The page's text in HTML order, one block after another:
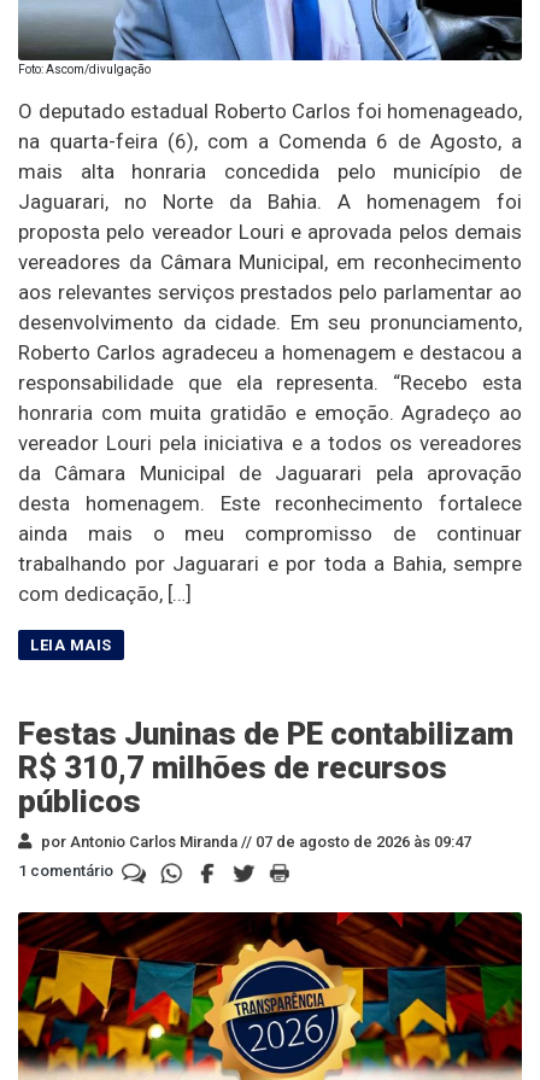
Foto: Ascom/divulgação
O deputado estadual Roberto Carlos foi homenageado,
na quarta-feira (6), com a Comenda 6 de Agosto, a
mais alta honraria concedida pelo município de
Jaguarari, no Norte da Bahia. A homenagem foi
proposta pelo vereador Louri e aprovada pelos demais
vereadores da Câmara Municipal, em reconhecimento
aos relevantes serviços prestados pelo parlamentar ao
desenvolvimento da cidade. Em seu pronunciamento,
Roberto Carlos agradeceu a homenagem e destacou a
responsabilidade que ela representa. “Recebo esta
honraria com muita gratidão e emoção. Agradeço ao
vereador Louri pela iniciativa e a todos os vereadores
da Câmara Municipal de Jaguarari pela aprovação
desta homenagem. Este reconhecimento fortalece
ainda mais o meu compromisso de continuar
trabalhando por Jaguarari e por toda a Bahia, sempre
com dedicação, […]
Festas Juninas de PE contabilizam
R$ 310,7 milhões de recursos
públicos
por Antonio Carlos Miranda // 07 de agosto de 2026 às 09:47
1 comentário